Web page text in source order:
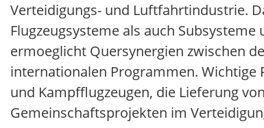
Verteidigungs- und Luftfahrtindustrie.
Flugzeugsysteme als auch
ermoeglicht Quersynergien zwischen
internationalen Programmen.
und Kampfflugzeugen, die Lieferung
Gemeinschaftsprojekten im